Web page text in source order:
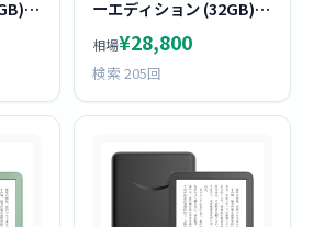
7
タ
ーエディション (32GB) 7
インチディスプレイ メタ
リックブラック
相場¥28,800
検索 205回